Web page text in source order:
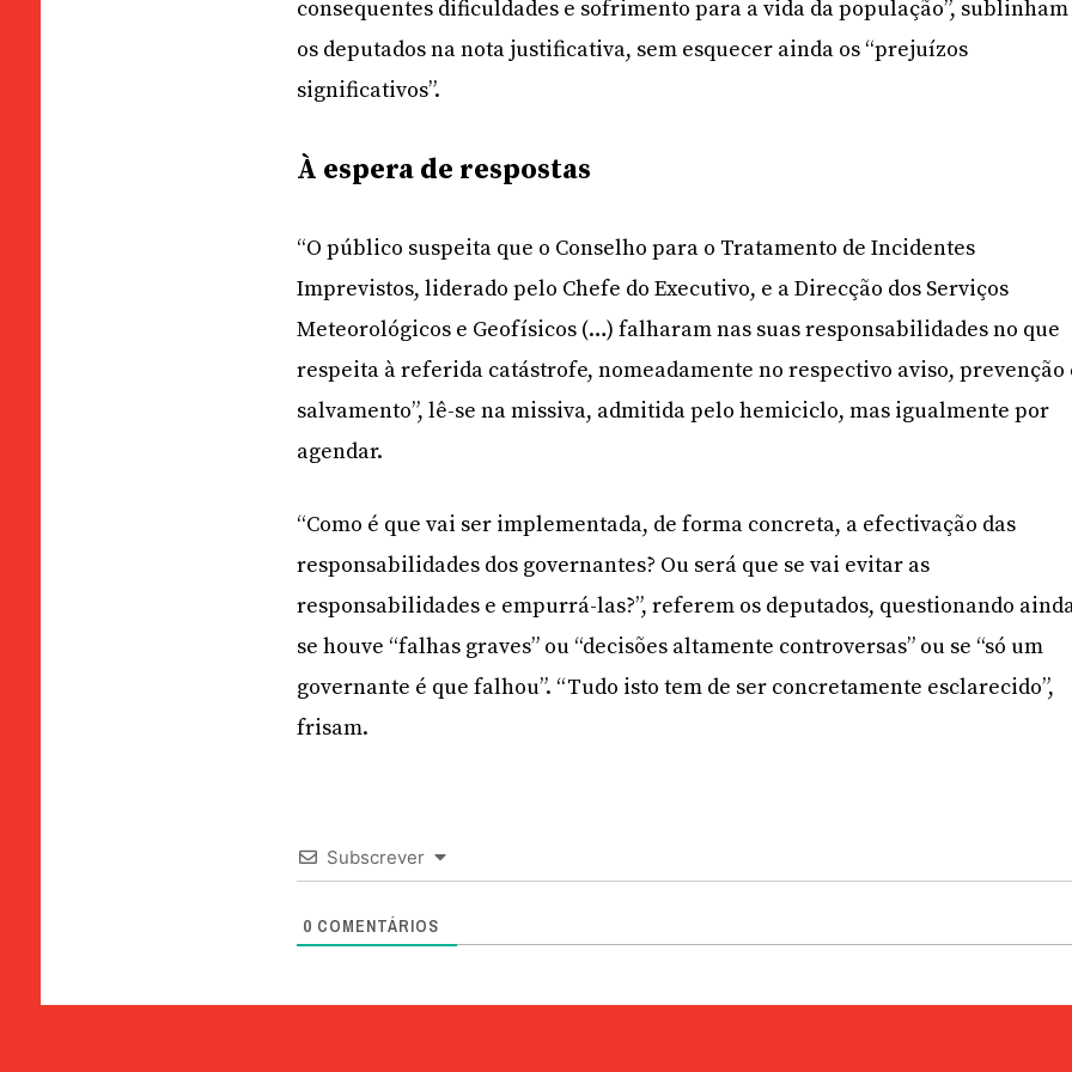
consequentes dificuldades e sofrimento para a vida da população”, sublinham
os deputados na nota justificativa, sem esquecer ainda os “prejuízos
significativos”.
À espera de respostas
“O público suspeita que o Conselho para o Tratamento de Incidentes
Imprevistos, liderado pelo Chefe do Executivo, e a Direcção dos Serviços
Meteorológicos e Geofísicos (…) falharam nas suas responsabilidades no que
respeita à referida catástrofe, nomeadamente no respectivo aviso, prevenção
salvamento”, lê-se na missiva, admitida pelo hemiciclo, mas igualmente por
agendar.
“Como é que vai ser implementada, de forma concreta, a efectivação das
responsabilidades dos governantes? Ou será que se vai evitar as
responsabilidades e empurrá-las?”, referem os deputados, questionando
se houve “falhas graves” ou “decisões altamente controversas” ou se “só um
governante é que falhou”. “Tudo isto tem de ser concretamente esclarecido”,
frisam.
Subscrever
0 COMENTÁRIOS